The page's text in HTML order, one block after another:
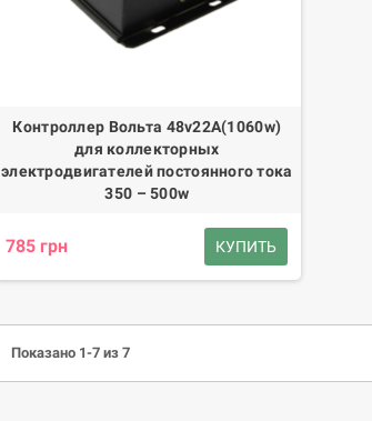
Контроллер Вольта 48v22А(1060w)
для коллекторных
электродвигателей постоянного тока
350 – 500w
785 грн КУПИТЬ
Показано 1-7 из 7